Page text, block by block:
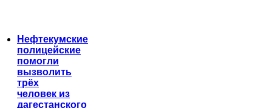
Нефтекумские
полицейские
помогли
вызволить
трёх
человек из
дагестанского